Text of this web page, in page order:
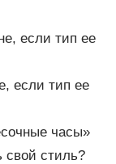
если тип ее
если тип ее
часы»
стиль?